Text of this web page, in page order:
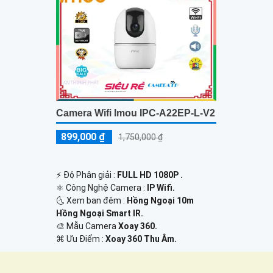
Camera Wifi Imou IPC-A22EP-L-V2
899,000 ₫ 1,750,000 ₫
️⚡ Độ Phân giải : FULL HD 1080P .
⚛️ Công Nghệ Camera :
IP Wifi.
🌜 Xem ban đêm : Hồng Ngoại 10m
Hồng Ngoại Smart IR.
🎨 Mẫu Camera Xoay 360.
️⌘ Ưu Điểm : Xoay 360 Thu Âm.